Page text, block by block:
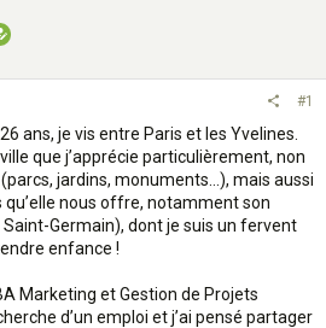
#1
ans, je vis entre Paris et les Yvelines.
que j’apprécie particulièrement, non
jardins, monuments…), mais aussi
nous offre, notamment son
Germain), dont je suis un fervent
enfance !
Marketing et Gestion de Projets
d’un emploi et j’ai pensé partager